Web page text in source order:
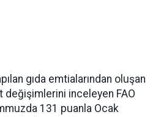
gıda emtialarından oluşan
değişimlerini inceleyen FAO
131 puanla Ocak